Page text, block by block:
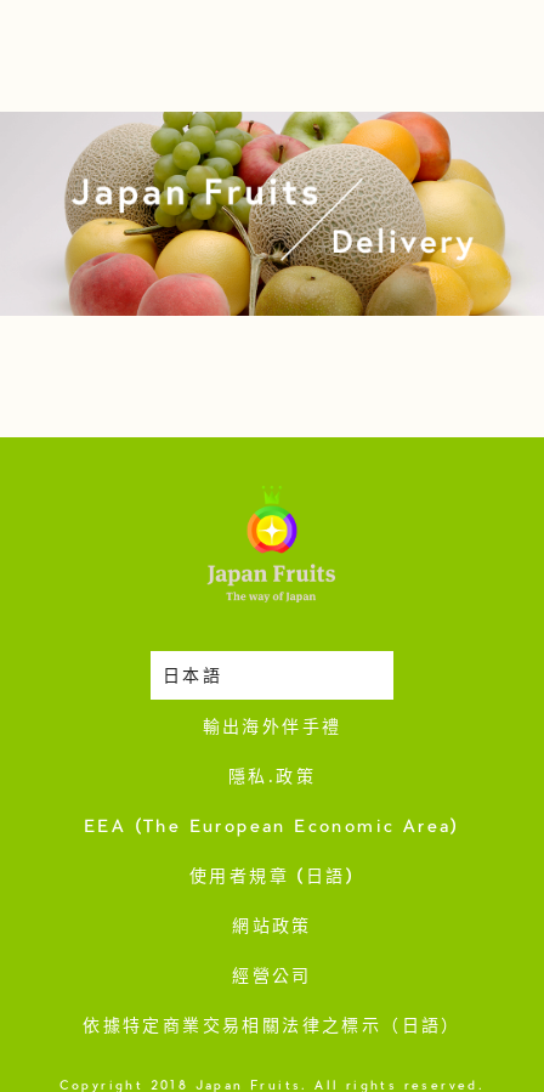
日本語時令蔬果收成表
輸出海外伴手禮
隱私·政策
EEA (The European Economic Area)
使用者規章 (日語)
網站政策
經營公司
依據特定商業交易相關法律之標示（日語）
Copyright 2018 Japan Fruits. All rights reserved.